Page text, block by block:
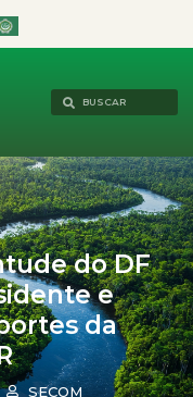
do DF
e
da
SECOM